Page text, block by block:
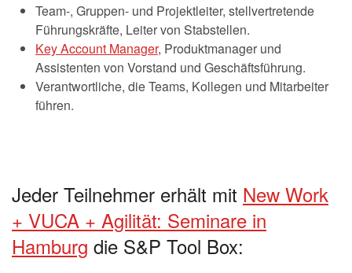
Team-, Gruppen- und Projektleiter, stellvertretende
Führungskräfte, Leiter von Stabstellen.
Key Account Manager, Produktmanager und
Assistenten von Vorstand und Geschäftsführung.
Verantwortliche, die Teams, Kollegen und Mitarbeiter
führen.
Jeder Teilnehmer erhält mit New Work
+ VUCA + Agilität: Seminare in
Hamburg die S&P Tool Box: